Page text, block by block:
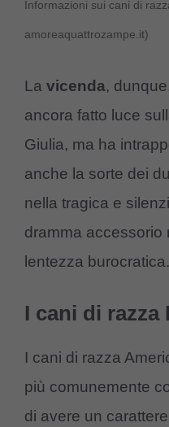
Informazioni sui cani di
amoreaquattrozampe.it)
La vicenda,
ancora fatto luce
Giulia, ma ha
anche la sorte dei
nella tragica e
dramma accessorio
lentezza burocratica.
I cani di
I cani di razza
più comunemente
di avere un